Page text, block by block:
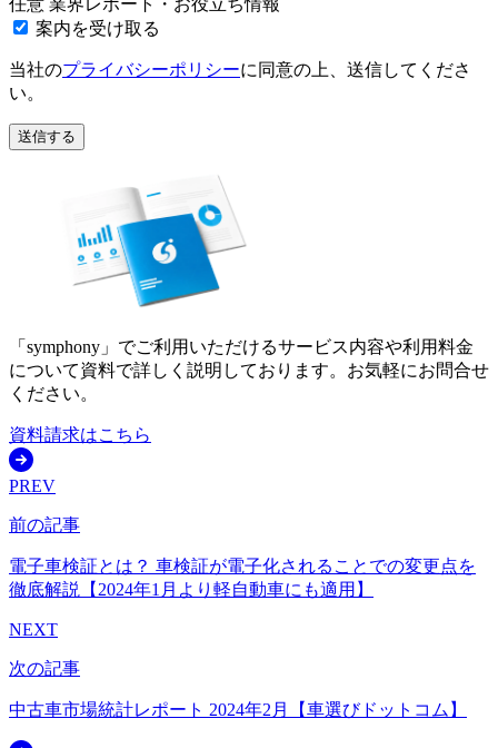
任意 業界レポート・お役立ち情報
案内を受け取る
当社のプライバシーポリシーに同意の上、送信してくださ
い。
送信する
「symphony」でご利用いただけるサービス内容や利用料金
について資料で詳しく説明しております。お気軽にお問合せ
ください。
資料請求はこちら
PREV
前の記事
電子車検証とは？ 車検証が電子化されることでの変更点を
徹底解説【2024年1月より軽自動車にも適用】
NEXT
次の記事
中古車市場統計レポート 2024年2月【車選びドットコム】